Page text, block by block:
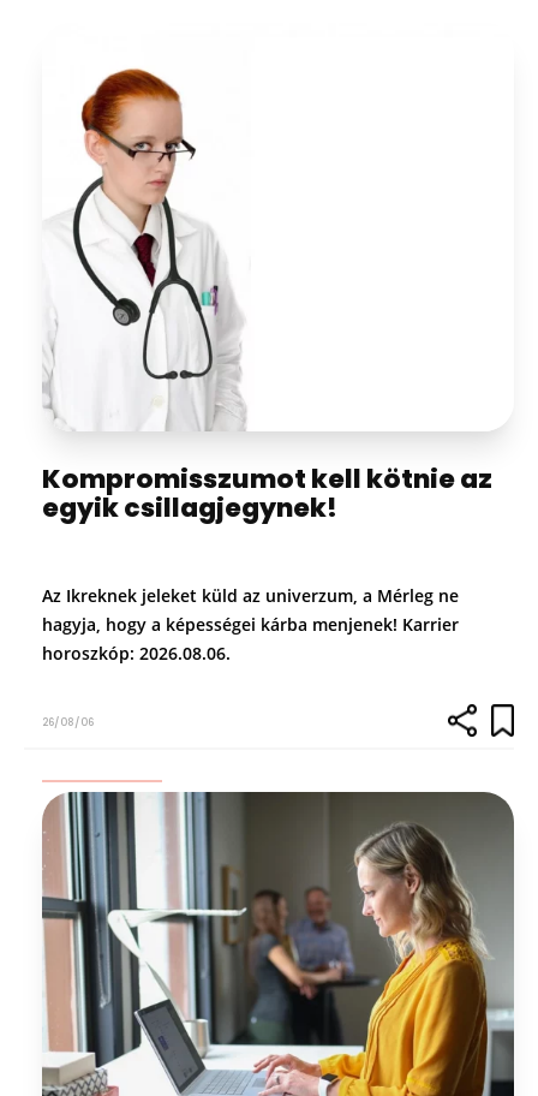
Kompromisszumot kell kötnie az
egyik csillagjegynek!
Az Ikreknek jeleket küld az univerzum, a Mérleg ne
hagyja, hogy a képességei kárba menjenek! Karrier
horoszkóp: 2026.08.06.
26/08/06